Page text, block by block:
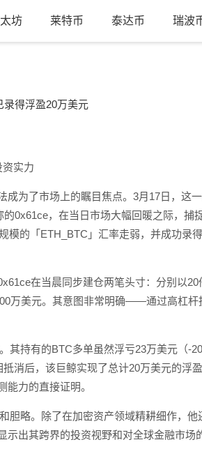
坊 莱特币 泰达币 瑞波
录得浮盈20万美元
实力
为了市场上的瞩目焦点。3月17日，这
0x61ce，在当日市场大幅回暖之际，捕
的「ETH_BTC」汇率走弱，并成功录
在当晨同步建仓两笔头寸：分别以20
万美元。其意图非常明确——通过高杠杆
持有的BTC多单虽然浮亏23万美元（-
消后，该巨鲸实现了总计20万美元的浮
力的直接证明。
胆略。除了在加密资产领域精耕细作，他
出其跨界的投资视野和对全球金融市场